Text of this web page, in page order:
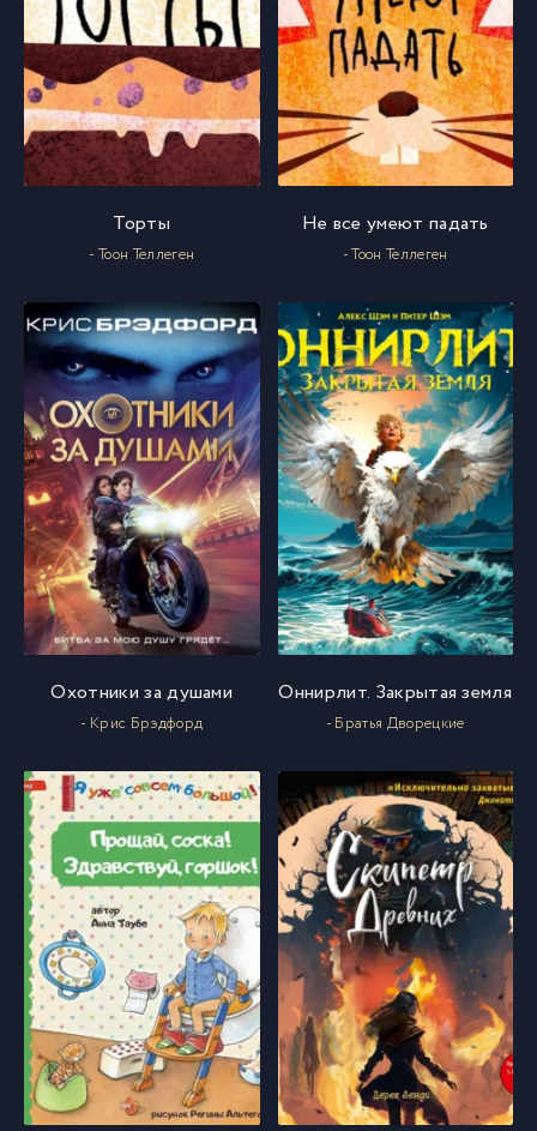
Торты
- Тоон Теллеген
Не все умеют падать
- Тоон Теллеген
Охотники за душами
- Крис Брэдфорд
Оннирлит. Закрытая земля
- Братья Дворецкие